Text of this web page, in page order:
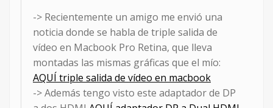
-> Recientemente un amigo me envió una
noticia donde se habla de triple salida de
vídeo en Macbook Pro Retina, que lleva
montadas las mismas gráficas que el mío:
AQUÍ triple salida de vídeo en macbook
-> Además tengo visto este adaptador de DP